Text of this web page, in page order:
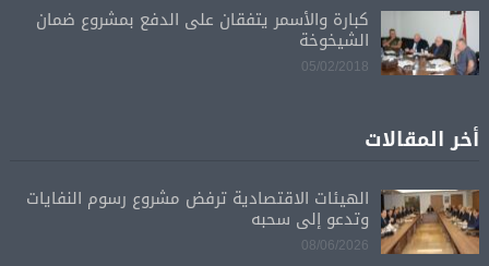
كبارة والأسمر يتفقان على الدفع بمشروع ضمان
الشيخوخة
05/02/2018
أخر المقالات
الهيئات الاقتصادية ترفض مشروع رسوم النفايات
وتدعو إلى سحبه
08/06/2026